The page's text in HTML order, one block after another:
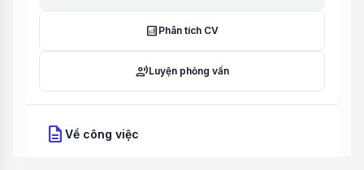
analytics Phân tích CV
record_voice_overLuyện phỏng vấn
description Về công việc